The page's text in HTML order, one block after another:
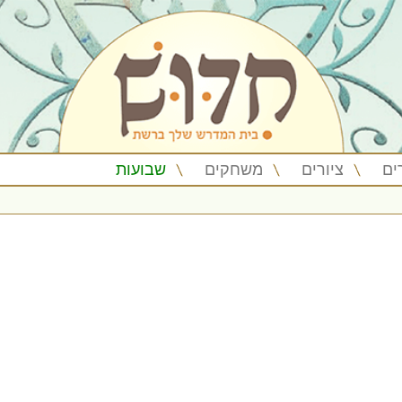
ציורים משחקים שבועות